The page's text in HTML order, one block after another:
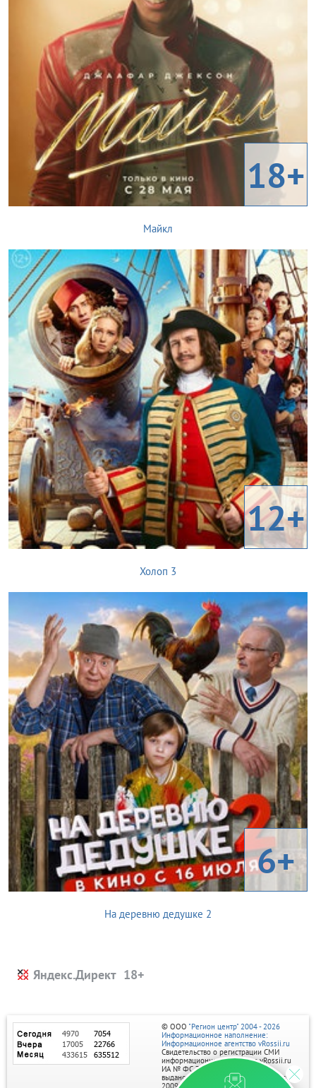
18+
Майкл
12+
Холоп 3
6+
На деревню дедушке 2
Яндекс.Директ
© ООО "Регион центр" 2004 - 2026
Информационное наполнение:
Информационное агентство vRossii.ru
Свидетельство о регистрации СМИ
информационного агентства vRossii.ru
ИА № ФС 77‑35502
выдано РОСКОМНАДЗОРом 04 марта
2009г.